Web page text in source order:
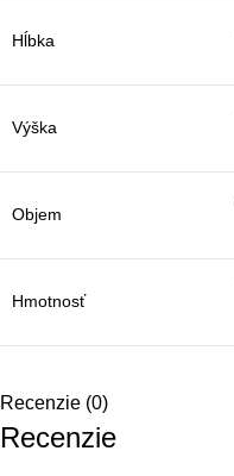
Hĺbka
Výška
Objem
Hmotnosť
Recenzie (0)
Recenzie